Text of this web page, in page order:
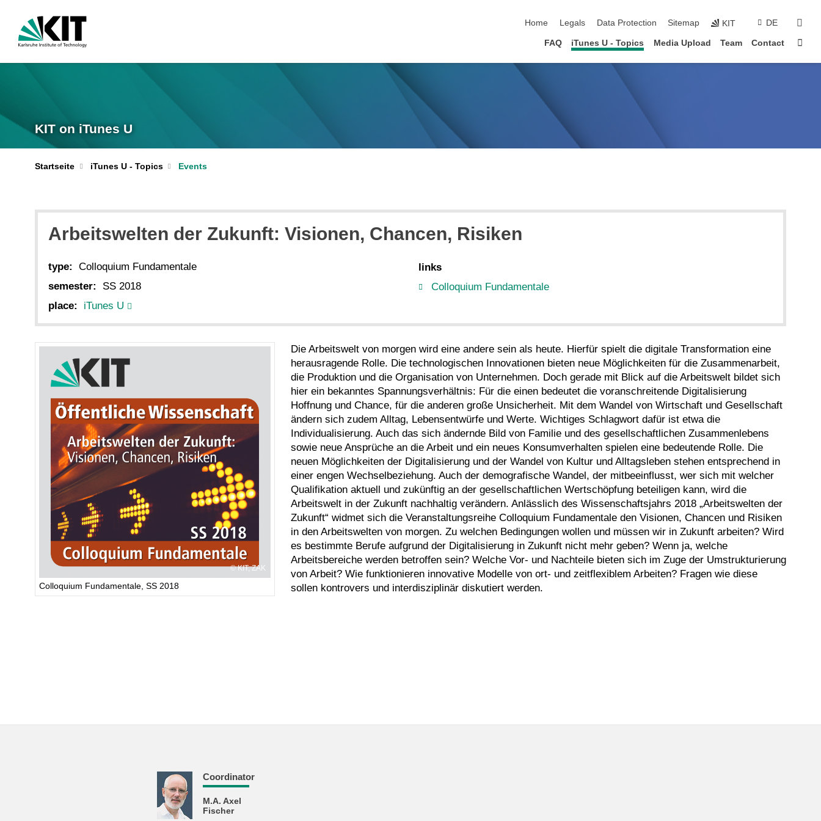
Home Legals Data Protection Sitemap KIT DE
FAQ iTunes U - Topics Media Upload Team Contact
KIT on iTunes U
Startseite iTunes U - Topics Events
Arbeitswelten der Zukunft: Visionen, Chancen, Risiken
type:
Colloquium Fundamentale
semester:
SS 2018
place:
iTunes U
links
Colloquium Fundamentale
KIT, ZAK
Colloquium Fundamentale, SS 2018
Die Arbeitswelt von morgen wird eine andere sein als heute. Hierfür spielt die digitale Transformation eine
herausragende Rolle. Die technologischen Innovationen bieten neue Möglichkeiten für die Zusammenarbeit,
die Produktion und die Organisation von Unternehmen. Doch gerade mit Blick auf die Arbeitswelt bildet sich
hier ein bekanntes Spannungsverhältnis: Für die einen bedeutet die voranschreitende Digitalisierung
Hoffnung und Chance, für die anderen große Unsicherheit. Mit dem Wandel von Wirtschaft und Gesellschaft
ändern sich zudem Alltag, Lebensentwürfe und Werte. Wichtiges Schlagwort dafür ist etwa die
Individualisierung. Auch das sich ändernde Bild von Familie und des gesellschaftlichen Zusammenlebens
sowie neue Ansprüche an die Arbeit und ein neues Konsumverhalten spielen eine bedeutende Rolle. Die
neuen Möglichkeiten der Digitalisierung und der Wandel von Kultur und Alltagsleben stehen entsprechend in
einer engen Wechselbeziehung. Auch der demografische Wandel, der mitbeeinflusst, wer sich mit welcher
Qualifikation aktuell und zukünftig an der gesellschaftlichen Wertschöpfung beteiligen kann, wird die
Arbeitswelt in der Zukunft nachhaltig verändern. Anlässlich des Wissenschaftsjahrs 2018 „Arbeitswelten der
Zukunft“ widmet sich die Veranstaltungsreihe Colloquium Fundamentale den Visionen, Chancen und Risiken
in den Arbeitswelten von morgen. Zu welchen Bedingungen wollen und müssen wir in Zukunft arbeiten? Wird
es bestimmte Berufe aufgrund der Digitalisierung in Zukunft nicht mehr geben? Wenn ja, welche
Arbeitsbereiche werden betroffen sein? Welche Vor- und Nachteile bieten sich im Zuge der Umstrukturierung
von Arbeit? Wie funktionieren innovative Modelle von ort- und zeitflexiblem Arbeiten? Fragen wie diese
sollen kontrovers und interdisziplinär diskutiert werden.
Coordinator
M.A. Axel
Fischer